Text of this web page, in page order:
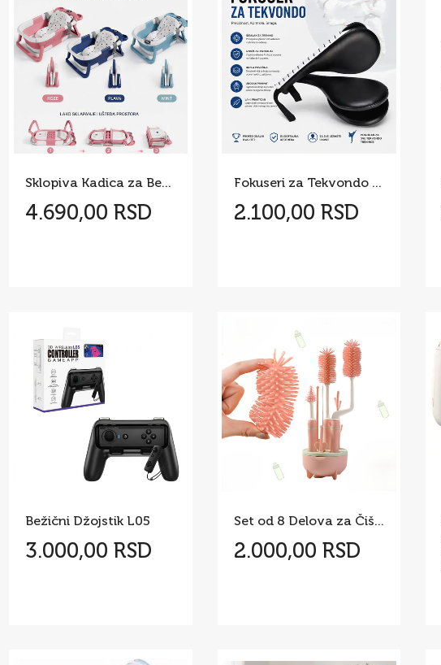
Sklopiva Kadica za Bebe sa Termometrom
4.690,00 RSD
Fokuseri za Tekvondo i Borilačke Veštine
2.100,00 RSD
Bežični Džojstik L05
3.000,00 RSD
Set od 8 Delova za Čišćenje Flašica
2.000,00 RSD